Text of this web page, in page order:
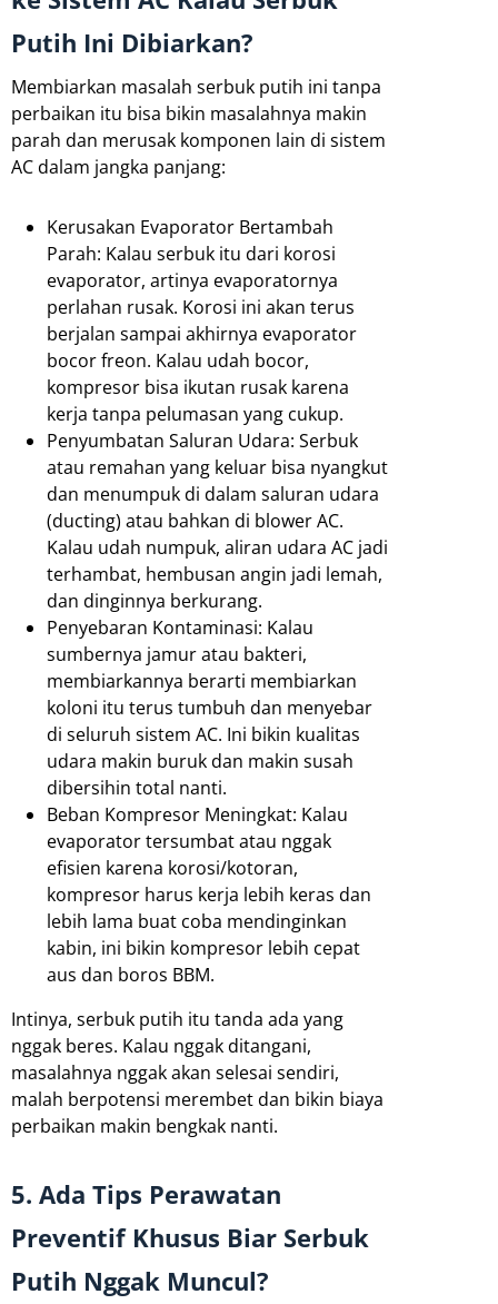
Putih Ini Dibiarkan?
Membiarkan masalah serbuk putih ini tanpa
perbaikan itu bisa bikin masalahnya makin
parah dan merusak komponen lain di sistem
AC dalam jangka panjang:
Kerusakan Evaporator Bertambah
Parah: Kalau serbuk itu dari korosi
evaporator, artinya evaporatornya
perlahan rusak. Korosi ini akan terus
berjalan sampai akhirnya evaporator
bocor freon. Kalau udah bocor,
kompresor bisa ikutan rusak karena
kerja tanpa pelumasan yang cukup.
Penyumbatan Saluran Udara: Serbuk
atau remahan yang keluar bisa nyangkut
dan menumpuk di dalam saluran udara
(ducting) atau bahkan di blower AC.
Kalau udah numpuk, aliran udara AC jadi
terhambat, hembusan angin jadi lemah,
dan dinginnya berkurang.
Penyebaran Kontaminasi: Kalau
sumbernya jamur atau bakteri,
membiarkannya berarti membiarkan
koloni itu terus tumbuh dan menyebar
di seluruh sistem AC. Ini bikin kualitas
udara makin buruk dan makin susah
dibersihin total nanti.
Beban Kompresor Meningkat: Kalau
evaporator tersumbat atau nggak
efisien karena korosi/kotoran,
kompresor harus kerja lebih keras dan
lebih lama buat coba mendinginkan
kabin, ini bikin kompresor lebih cepat
aus dan boros BBM.
Intinya, serbuk putih itu tanda ada yang
nggak beres. Kalau nggak ditangani,
masalahnya nggak akan selesai sendiri,
malah berpotensi merembet dan bikin biaya
perbaikan makin bengkak nanti.
5. Ada Tips Perawatan
Preventif Khusus Biar Serbuk
Putih Nggak Muncul?